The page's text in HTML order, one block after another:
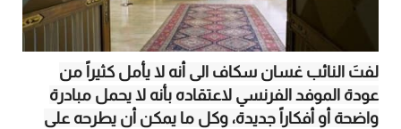
لفتَ النائب غسان سكاف الى أنه لا يأمل كثيراً من
عودة الموفد الفرنسي لاعتقاده بأنه لا يحمل مبادرة
واضحة أو أفكاراً جديدة، وكل ما يمكن أن يطرحه على